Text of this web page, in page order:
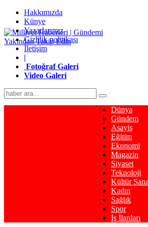
Hakkımızda
Künye
Yazarlarımız
Gizlilik politikası
İletişim
|
Fotoğraf Galeri
Video Galeri
Dünya
Gündem
Asayiş
Eğitim
Ekonomi
Magazin
Siyaset
Teknoloji
Kültür
Kadın
Sağlık
Spor
İş İlanları